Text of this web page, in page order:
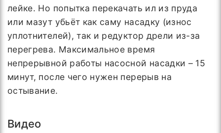
лейке. Но попытка перекачать ил из пруда
или мазут убьёт как саму насадку (износ
уплотнителей), так и редуктор дрели из-за
перегрева. Максимальное время
непрерывной работы насосной насадки – 15
минут, после чего нужен перерыв на
остывание.
Видео